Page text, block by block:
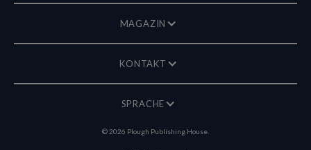
MAGAZIN
KONTAKT
SPRACHE
©2026 Plough Publishing House.